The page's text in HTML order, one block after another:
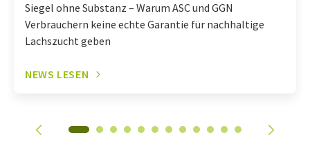
Siegel ohne Substanz – Warum ASC und GGN
Verbrauchern keine echte Garantie für nachhaltige
Lachszucht geben
NEWS LESEN